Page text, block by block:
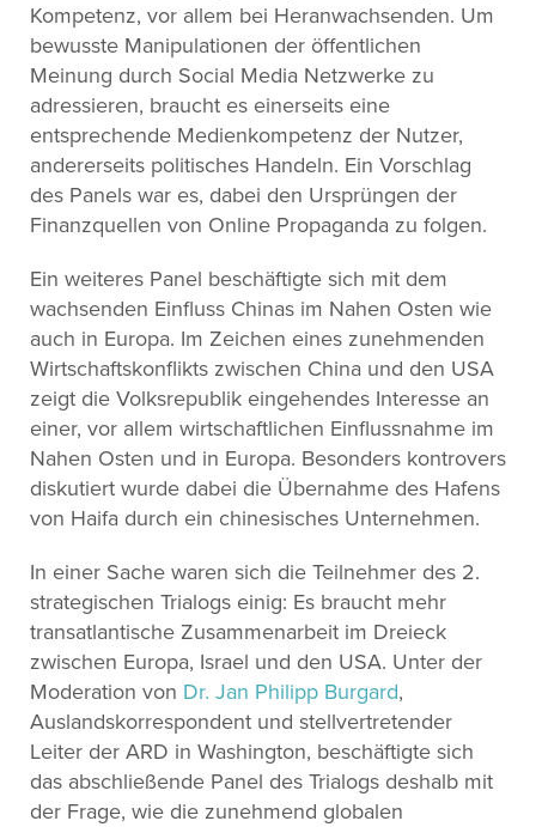
Kompetenz, vor allem bei Heranwachsenden. Um
bewusste Manipulationen der öffentlichen
Meinung durch Social Media Netzwerke zu
adressieren, braucht es einerseits eine
entsprechende Medienkompetenz der Nutzer,
andererseits politisches Handeln. Ein Vorschlag
des Panels war es, dabei den Ursprüngen der
Finanzquellen von Online Propaganda zu folgen.
Ein weiteres Panel beschäftigte sich mit dem
wachsenden Einfluss Chinas im Nahen Osten wie
auch in Europa. Im Zeichen eines zunehmenden
Wirtschaftskonflikts zwischen China und den USA
zeigt die Volksrepublik eingehendes Interesse an
einer, vor allem wirtschaftlichen Einflussnahme im
Nahen Osten und in Europa. Besonders kontrovers
diskutiert wurde dabei die Übernahme des Hafens
von Haifa durch ein chinesisches Unternehmen.
In einer Sache waren sich die Teilnehmer des 2.
strategischen Trialogs einig: Es braucht mehr
transatlantische Zusammenarbeit im Dreieck
zwischen Europa, Israel und den USA. Unter der
Moderation von Dr. Jan Philipp Burgard,
Auslandskorrespondent und stellvertretender
Leiter der ARD in Washington, beschäftigte sich
das abschließende Panel des Trialogs deshalb mit
der Frage, wie die zunehmend globalen